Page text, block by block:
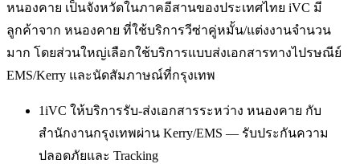
หนองคาย เป็นจังหวัดในภาคอีสานของประเทศไทย iVC มี
ลูกค้าจาก หนองคาย ที่ใช้บริการวีซ่าคู่หมั้น/แต่งงานจำนวน
มาก โดยส่วนใหญ่เลือกใช้บริการแบบส่งเอกสารทางไปรษณีย์
EMS/Kerry และนัดสัมภาษณ์ที่กรุงเทพ
1iVC ให้บริการรับ-ส่งเอกสารระหว่าง หนองคาย กับ
สำนักงานกรุงเทพผ่าน Kerry/EMS — รับประกันความ
ปลอดภัยและ Tracking